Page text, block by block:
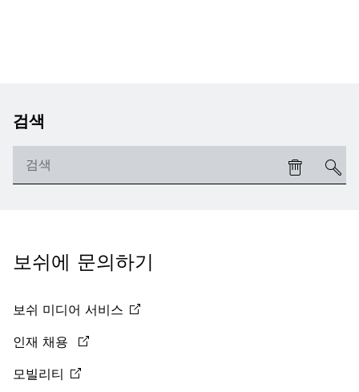
검색
보쉬에 문의하기
보쉬 미디어 서비스
인재 채용
모빌리티